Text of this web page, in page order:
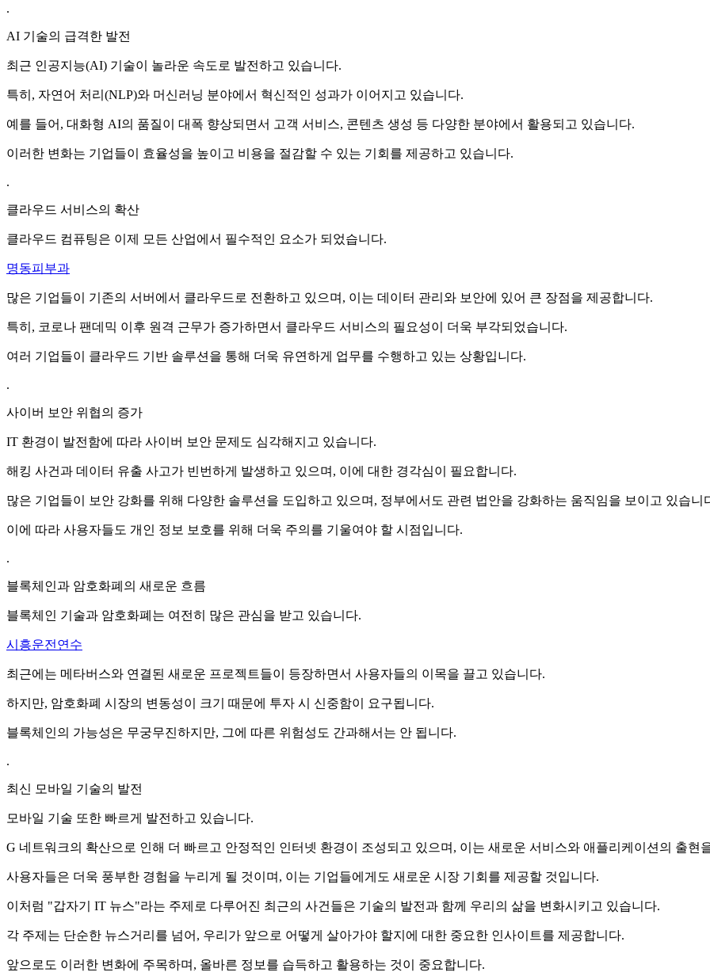
.
AI 기술의 급격한 발전
최근 인공지능(AI) 기술이 놀라운 속도로 발전하고 있습니다.
특히, 자연어 처리(NLP)와 머신러닝 분야에서 혁신적인 성과가 이어지고 있습니다.
예를 들어, 대화형 AI의 품질이 대폭 향상되면서 고객 서비스, 콘텐츠 생성 등 다양한 분야에서 활용되고 있습니다.
이러한 변화는 기업들이 효율성을 높이고 비용을 절감할 수 있는 기회를 제공하고 있습니다.
.
클라우드 서비스의 확산
클라우드 컴퓨팅은 이제 모든 산업에서 필수적인 요소가 되었습니다.
명동피부과
많은 기업들이 기존의 서버에서 클라우드로 전환하고 있으며, 이는 데이터 관리와 보안에 있어 큰 장점을 제공합니다.
특히, 코로나 팬데믹 이후 원격 근무가 증가하면서 클라우드 서비스의 필요성이 더욱 부각되었습니다.
여러 기업들이 클라우드 기반 솔루션을 통해 더욱 유연하게 업무를 수행하고 있는 상황입니다.
.
사이버 보안 위협의 증가
IT 환경이 발전함에 따라 사이버 보안 문제도 심각해지고 있습니다.
해킹 사건과 데이터 유출 사고가 빈번하게 발생하고 있으며, 이에 대한 경각심이 필요합니다.
많은 기업들이 보안 강화를 위해 다양한 솔루션을 도입하고 있으며, 정부에서도 관련 법안을 강화하는 움직임을 보이고 있습니
이에 따라 사용자들도 개인 정보 보호를 위해 더욱 주의를 기울여야 할 시점입니다.
.
블록체인과 암호화폐의 새로운 흐름
블록체인 기술과 암호화폐는 여전히 많은 관심을 받고 있습니다.
시흥운전연수
최근에는 메타버스와 연결된 새로운 프로젝트들이 등장하면서 사용자들의 이목을 끌고 있습니다.
하지만, 암호화폐 시장의 변동성이 크기 때문에 투자 시 신중함이 요구됩니다.
블록체인의 가능성은 무궁무진하지만, 그에 따른 위험성도 간과해서는 안 됩니다.
.
최신 모바일 기술의 발전
모바일 기술 또한 빠르게 발전하고 있습니다.
G 네트워크의 확산으로 인해 더 빠르고 안정적인 인터넷 환경이 조성되고 있으며, 이는 새로운 서비스와 애플리케이션의 출현
사용자들은 더욱 풍부한 경험을 누리게 될 것이며, 이는 기업들에게도 새로운 시장 기회를 제공할 것입니다.
이처럼 "갑자기 IT 뉴스"라는 주제로 다루어진 최근의 사건들은 기술의 발전과 함께 우리의 삶을 변화시키고 있습니다.
각 주제는 단순한 뉴스거리를 넘어, 우리가 앞으로 어떻게 살아가야 할지에 대한 중요한 인사이트를 제공합니다.
앞으로도 이러한 변화에 주목하며, 올바른 정보를 습득하고 활용하는 것이 중요합니다.